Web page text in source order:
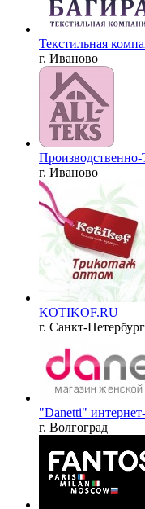
Текстильная
г. Иваново
г. Иваново
KOTIKOF.RU
г. Санкт-Петербург
"Danetti"
г. Волгоград